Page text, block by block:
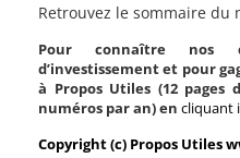
Retrouvez le sommaire du
Pour connaître nos
d’investissement et pour
à Propos Utiles (12 pages
numéros par an) en cliquant
Copyright (c) Propos Utiles